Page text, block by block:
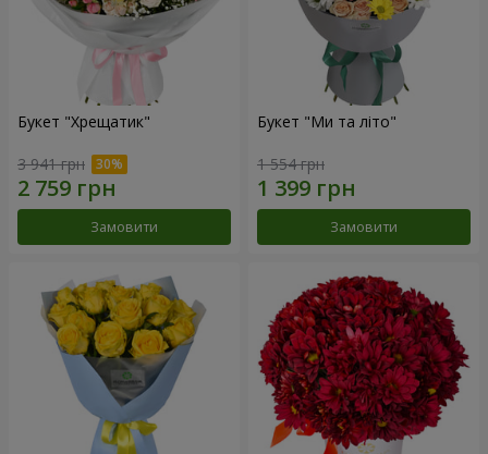
Букет "Хрещатик"
3 941 грн
Замовити
Букет "Ми та літо"
1 554 грн
Замовити